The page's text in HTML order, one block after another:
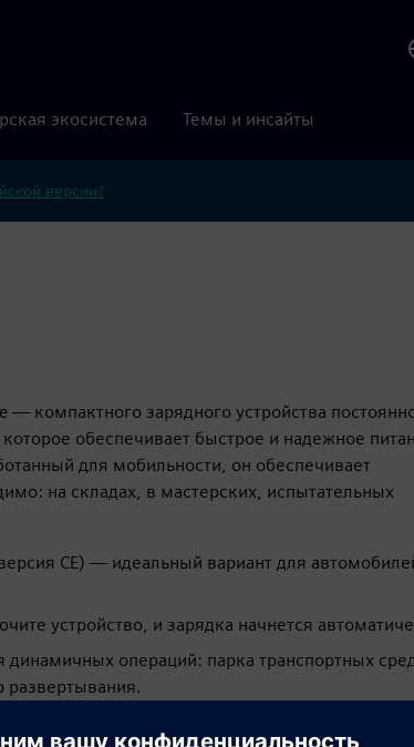
экосистема Темы и инсайты
версии?
компактного зарядного устройства
обеспечивает быстрое и надежное
для мобильности, он обеспечивает
на складах, в мастерских, испытательных
CE) — идеальный вариант для
устройство, и зарядка начнется
операций: парка транспортных
развертывания.